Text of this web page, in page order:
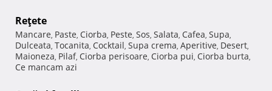
Reţete
Mancare, Paste, Ciorba, Peste, Sos, Salata, Cafea, Supa,
Dulceata, Tocanita, Cocktail, Supa crema, Aperitive, Desert,
Maioneza, Pilaf, Ciorba perisoare, Ciorba pui, Ciorba burta,
Ce mancam azi